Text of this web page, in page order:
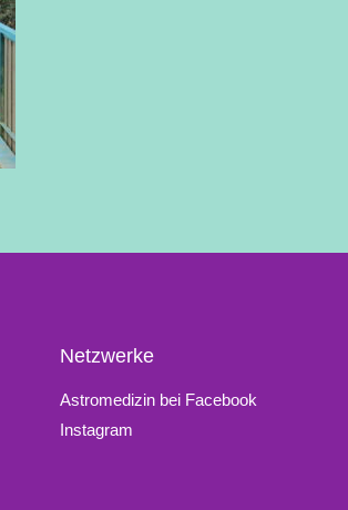
Netzwerke
Astromedizin bei Facebook
Instagram